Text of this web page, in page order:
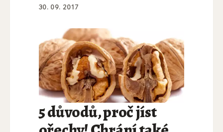
30. 09. 2017
5 důvodů, proč jíst